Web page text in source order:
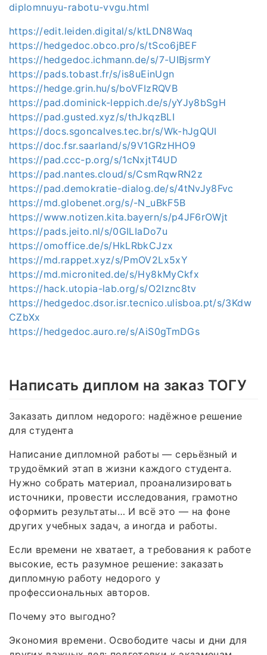
diplomnuyu-rabotu-vvgu.html
https://edit.leiden.digital/s/ktLDN8Waq
https://hedgedoc.obco.pro/s/tSco6jBEF
https://hedgedoc.ichmann.de/s/7-UIBjsrmY
https://pads.tobast.fr/s/is8uEinUgn
https://hedge.grin.hu/s/boVFIzRQVB
https://pad.dominick-leppich.de/s/yYJy8bSgH
https://pad.gusted.xyz/s/thJkqzBLI
https://docs.sgoncalves.tec.br/s/Wk-hJgQUI
https://doc.fsr.saarland/s/9V1GRzHHO9
https://pad.ccc-p.org/s/1cNxjtT4UD
https://pad.nantes.cloud/s/CsmRqwRN2z
https://pad.demokratie-dialog.de/s/4tNvJy8Fvc
https://md.globenet.org/s/-N_uBkF5B
https://www.notizen.kita.bayern/s/p4JF6rOWjt
https://pads.jeito.nl/s/0GILIaDo7u
https://omoffice.de/s/HkLRbkCJzx
https://md.rappet.xyz/s/PmOV2Lx5xY
https://md.micronited.de/s/Hy8kMyCkfx
https://hack.utopia-lab.org/s/O2Iznc8tv
https://hedgedoc.dsor.isr.tecnico.ulisboa.pt/s/3Kdw
CZbXx
https://hedgedoc.auro.re/s/AiS0gTmDGs
Написать диплом на заказ ТОГУ
Заказать диплом недорого: надёжное решение
для студента
Написание дипломной работы — серьёзный и
трудоёмкий этап в жизни каждого студента.
Нужно собрать материал, проанализировать
источники, провести исследования, грамотно
оформить результаты… И всё это — на фоне
других учебных задач, а иногда и работы.
Если времени не хватает, а требования к работе
высокие, есть разумное решение: заказать
дипломную работу недорого у
профессиональных авторов.
Почему это выгодно?
Экономия времени. Освободите часы и дни для